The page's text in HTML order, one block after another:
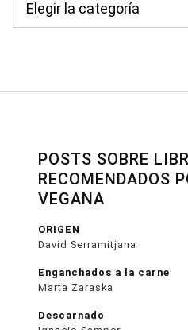
POSTS SOBRE
RECOMENDADOS
VEGANA
ORIGEN
David Serramitjana
Enganchados a la carne
Marta Zaraska
Descarnado